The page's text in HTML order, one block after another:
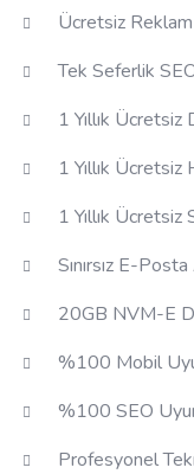
Ücretsiz
Tek Seferlik
1 Yıllık Ücretsiz
1 Yıllık Ücretsiz
1 Yıllık Ücretsiz
Sınırsız E-
20GB NVM-E
%100 Mobil
%100 SEO
Profesyonel